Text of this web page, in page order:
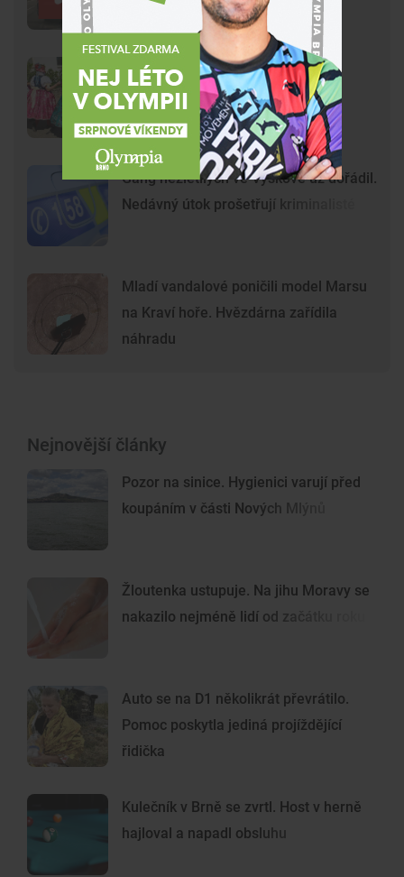
Na Svoboďák dorazí stovky
krojovaných. Brno chystá první
celoměstské hody
Gang nezletilých ve Vyškově už dořádil.
Nedávný útok prošetřují kriminalisté
Mladí vandalové poničili model Marsu
na Kraví hoře. Hvězdárna zařídila
náhradu
Nejnovější články
Pozor na sinice. Hygienici varují před
koupáním v části Nových Mlýnů
Žloutenka ustupuje. Na jihu Moravy se
nakazilo nejméně lidí od začátku roku
Auto se na D1 několikrát převrátilo.
Pomoc poskytla jediná projíždějící
řidička
Kulečník v Brně se zvrtl. Host v herně
hajloval a napadl obsluhu